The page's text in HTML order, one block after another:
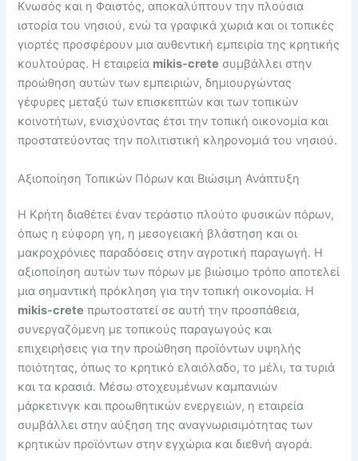
Κνωσός και η Φαιστός, αποκαλύπτουν την πλούσια
ιστορία του νησιού, ενώ τα γραφικά χωριά και οι τοπικές
γιορτές προσφέρουν μια αυθεντική εμπειρία της κρητικής
κουλτούρας. Η εταιρεία mikis-crete συμβάλλει στην
προώθηση αυτών των εμπειριών, δημιουργώντας
γέφυρες μεταξύ των επισκεπτών και των τοπικών
κοινοτήτων, ενισχύοντας έτσι την τοπική οικονομία και
προστατεύοντας την πολιτιστική κληρονομιά του νησιού.
Αξιοποίηση Τοπικών Πόρων και Βιώσιμη Ανάπτυξη
Η Κρήτη διαθέτει έναν τεράστιο πλούτο φυσικών πόρων,
όπως η εύφορη γη, η μεσογειακή βλάστηση και οι
μακροχρόνιες παραδόσεις στην αγροτική παραγωγή. Η
αξιοποίηση αυτών των πόρων με βιώσιμο τρόπο αποτελεί
μια σημαντική πρόκληση για την τοπική οικονομία. Η
mikis-crete πρωτοστατεί σε αυτή την προσπάθεια,
συνεργαζόμενη με τοπικούς παραγωγούς και
επιχειρήσεις για την προώθηση προϊόντων υψηλής
ποιότητας, όπως το κρητικό ελαιόλαδο, το μέλι, τα τυριά
και τα κρασιά. Μέσω στοχευμένων καμπανιών
μάρκετινγκ και προωθητικών ενεργειών, η εταιρεία
συμβάλλει στην αύξηση της αναγνωρισιμότητας των
κρητικών προϊόντων στην εγχώρια και διεθνή αγορά.